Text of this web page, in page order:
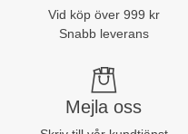
Vid köp över 999 kr
Snabb leverans
Mejla oss